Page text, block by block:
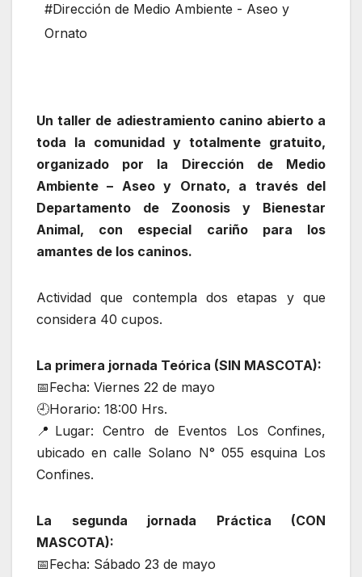
#Dirección de Medio Ambiente - Aseo y
Ornato
Un taller de adiestramiento canino abierto a
toda la comunidad y totalmente gratuito,
organizado por la Dirección de Medio
Ambiente – Aseo y Ornato, a través del
Departamento de Zoonosis y Bienestar
Animal, con especial cariño para los
amantes de los caninos.
Actividad que contempla dos etapas y que
considera 40 cupos.
La primera jornada Teórica (SIN MASCOTA):
📅Fecha: Viernes 22 de mayo
🕘Horario: 18:00 Hrs.
📍Lugar: Centro de Eventos Los Confines,
ubicado en calle Solano N° 055 esquina Los
Confines.
La segunda jornada Práctica (CON
MASCOTA):
📅Fecha: Sábado 23 de mayo